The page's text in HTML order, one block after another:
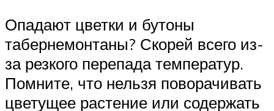
Опадают цветки и бутоны
табернемонтаны? Скорей всего из-
за резкого перепада температур.
Помните, что нельзя поворачивать
цветущее растение или содержать